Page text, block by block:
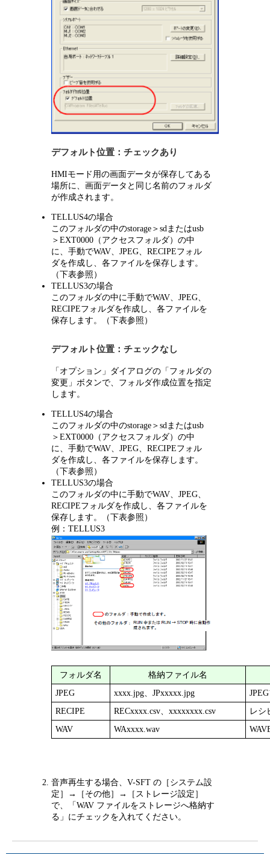
デフォルト位置：チェックあり
HMIモード用の画面データが保存してある
場所に、画面データと同じ名前のフォルダ
が作成されます。
TELLUS4の場合
このフォルダの中のstorage＞sdまたはusb
＞EXT0000（アクセスフォルダ）の中
に、手動でWAV、JPEG、RECIPEフォル
ダを作成し、各ファイルを保存します。
（下表参照）
TELLUS3の場合
このフォルダの中に手動でWAV、JPEG、
RECIPEフォルダを作成し、各ファイルを
保存します。（下表参照）
デフォルト位置：チェックなし
「オプション」ダイアログの「フォルダの
変更」ボタンで、フォルダ作成位置を指定
します。
TELLUS4の場合
このフォルダの中のstorage＞sdまたはusb
＞EXT0000（アクセスフォルダ）の中
に、手動でWAV、JPEG、RECIPEフォル
ダを作成し、各ファイルを保存します。
（下表参照）
TELLUS3の場合
このフォルダの中に手動でWAV、JPEG、
RECIPEフォルダを作成し、各ファイルを
保存します。（下表参照）
例：TELLUS3
フォルダ名
格納ファイル名
JPEG
xxxx.jpg、JPxxxxx.jpg
RECIPE
RECxxxx.csv、xxxxxxxx.csv
レシ
WAV
WAxxxx.wav
音声再生する場合、V-SFT の［システム設
定］→［その他］→［ストレージ設定］
で、「WAV ファイルをストレージへ格納す
る」にチェックを入れてください。